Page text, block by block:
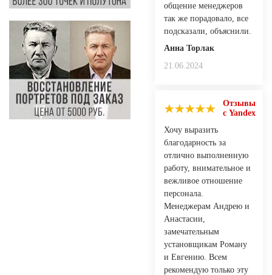
общение менеджеров
так же порадовало, все
подсказали, объяснили.
Анна Торлак
21.06.2024
Отзывы
с Yandex
Хочу выразить
благодарность за
отлично выполненную
работу, внимательное и
вежливое отношение
персонала.
Менеджерам Андрею и
Анастасии,
замечательным
установщикам Роману
и Евгению. Всем
рекомендую только эту